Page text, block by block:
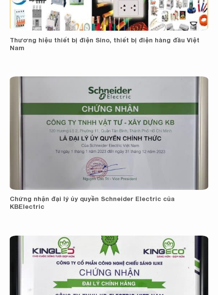
Thương hiệu thiết bị điện Sino, thiết bị điện hàng đầu Việt
Nam
Chứng nhận đại lý ủy quyền Schneider Electric của
KBElectric